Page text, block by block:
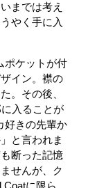
までは考え
やく手に入
ポケットが付
イン。襟の
。その後、
入ることが
好きの先輩か
と言われま
断った記憶
せんが、ク